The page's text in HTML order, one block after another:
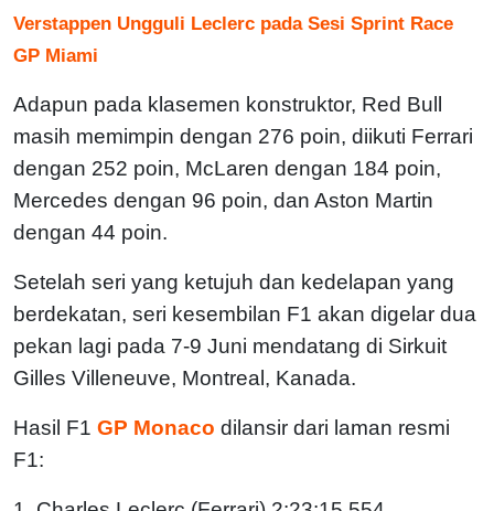
Verstappen Ungguli Leclerc pada Sesi Sprint Race
GP Miami
Adapun pada klasemen konstruktor, Red Bull
masih memimpin dengan 276 poin, diikuti Ferrari
dengan 252 poin, McLaren dengan 184 poin,
Mercedes dengan 96 poin, dan Aston Martin
dengan 44 poin.
Setelah seri yang ketujuh dan kedelapan yang
berdekatan, seri kesembilan F1 akan digelar dua
pekan lagi pada 7-9 Juni mendatang di Sirkuit
Gilles Villeneuve, Montreal, Kanada.
Hasil F1 GP Monaco dilansir dari laman resmi
F1: